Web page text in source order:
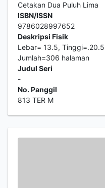
Cetakan Dua Puluh Lima
ISBN/ISSN
9786028997652
Deskripsi Fisik
Lebar= 13.5, Tinggi=.20.5
Jumlah=306 halaman
Judul Seri
-
No. Panggil
813 TER M